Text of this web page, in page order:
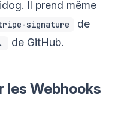
Il prend même
signature
de
de GitHub.
les Webhooks